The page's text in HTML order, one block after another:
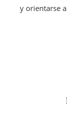
y orientarse